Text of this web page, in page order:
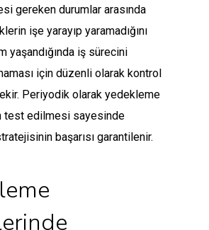
gereken durumlar arasında
işe yarayıp yaramadığını
yaşandığında iş sürecini
için düzenli olarak kontrol
Periyodik olarak yedekleme
test edilmesi sayesinde
başarısı garantilenir.